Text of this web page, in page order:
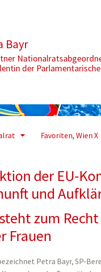
Bayr
der
Favoriten, Wien X
der EU-
und
zum
Frauen
Petra Bayr, SP-